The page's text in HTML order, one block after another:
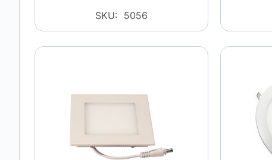
SKU: 5056